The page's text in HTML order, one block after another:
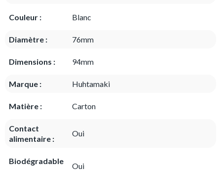
Couleur : Blanc
Diamètre : 76mm
Dimensions : 94mm
Marque : Huhtamaki
Matière : Carton
Contact
alimentaire :
Oui
Biodégradable
Oui